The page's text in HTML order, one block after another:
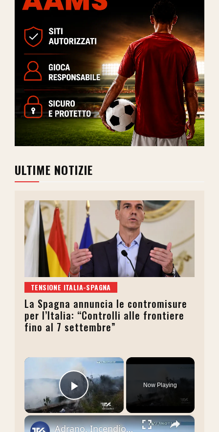
ULTIME NOTIZIE
TENSIONE ITALIA-SPAGNA
La Spagna annuncia le contromisure
per l’Italia: “Controlli alle frontiere
fino al 7 settembre”
×
Play Video
Now Playing
×
Adrano. Incendio a Capici nel primo pomeriggio sedato dai Vigili del fuoco